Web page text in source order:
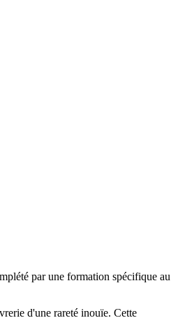
par une formation spécifique au
d'une rareté inouïe. Cette